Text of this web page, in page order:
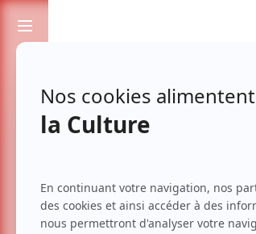
Passionnés de spectacles et